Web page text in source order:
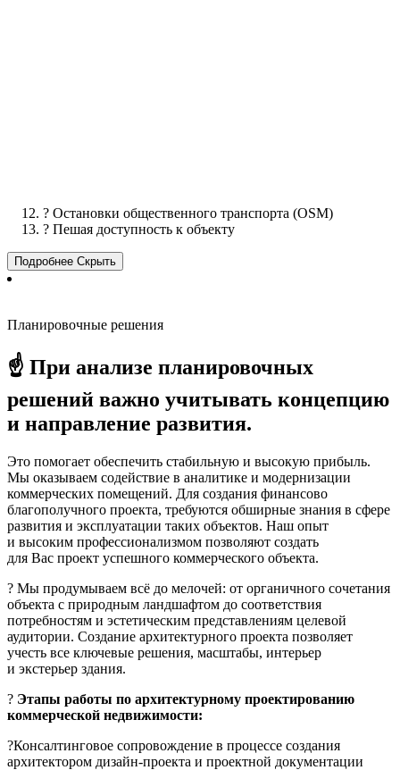
? Остановки общественного транспорта (OSM)
? Пешая доступность к объекту
Подробнее Скрыть
Планировочные решения
☝ При анализе планировочных
решений важно учитывать концепцию
и направление развития.
Это помогает обеспечить стабильную и высокую прибыль.
Мы оказываем содействие в аналитике и модернизации
коммерческих помещений. Для создания финансово
благополучного проекта, требуются обширные знания в сфере
развития и эксплуатации таких объектов. Наш опыт
и высоким профессионализмом позволяют создать
для Вас проект успешного коммерческого объекта.
? Мы продумываем всё до мелочей: от органичного сочетания
объекта с природным ландшафтом до соответствия
потребностям и эстетическим представлениям целевой
аудитории. Создание архитектурного проекта позволяет
учесть все ключевые решения, масштабы, интерьер
и экстерьер здания.
? Этапы работы по архитектурному проектированию
коммерческой недвижимости:
?Консалтинговое сопровождение в процессе создания
архитектором дизайн-проекта и проектной документации